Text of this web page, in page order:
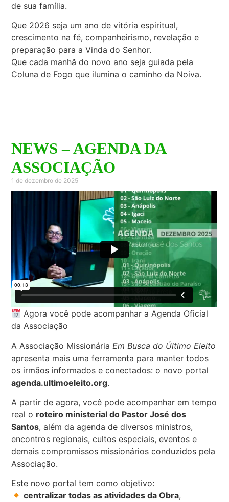
de sua família.
Que 2026 seja um ano de vitória espiritual,
crescimento na fé, companheirismo, revelação e
preparação para a Vinda do Senhor.
Que cada manhã do novo ano seja guiada pela
Coluna de Fogo que ilumina o caminho da Noiva.
NEWS – AGENDA DA
ASSOCIAÇÃO
1 de dezembro de 2025
Agora você pode acompanhar a Agenda Oficial
da Associação
A Associação Missionária Em Busca do Último Eleito
apresenta mais uma ferramenta para manter todos
os irmãos informados e conectados: o novo portal
agenda.ultimoeleito.org.
A partir de agora, você pode acompanhar em tempo
real o roteiro ministerial do Pastor José dos
Santos, além da agenda de diversos ministros,
encontros regionais, cultos especiais, eventos e
demais compromissos missionários conduzidos pela
Associação.
Este novo portal tem como objetivo:
centralizar todas as atividades da Obra,